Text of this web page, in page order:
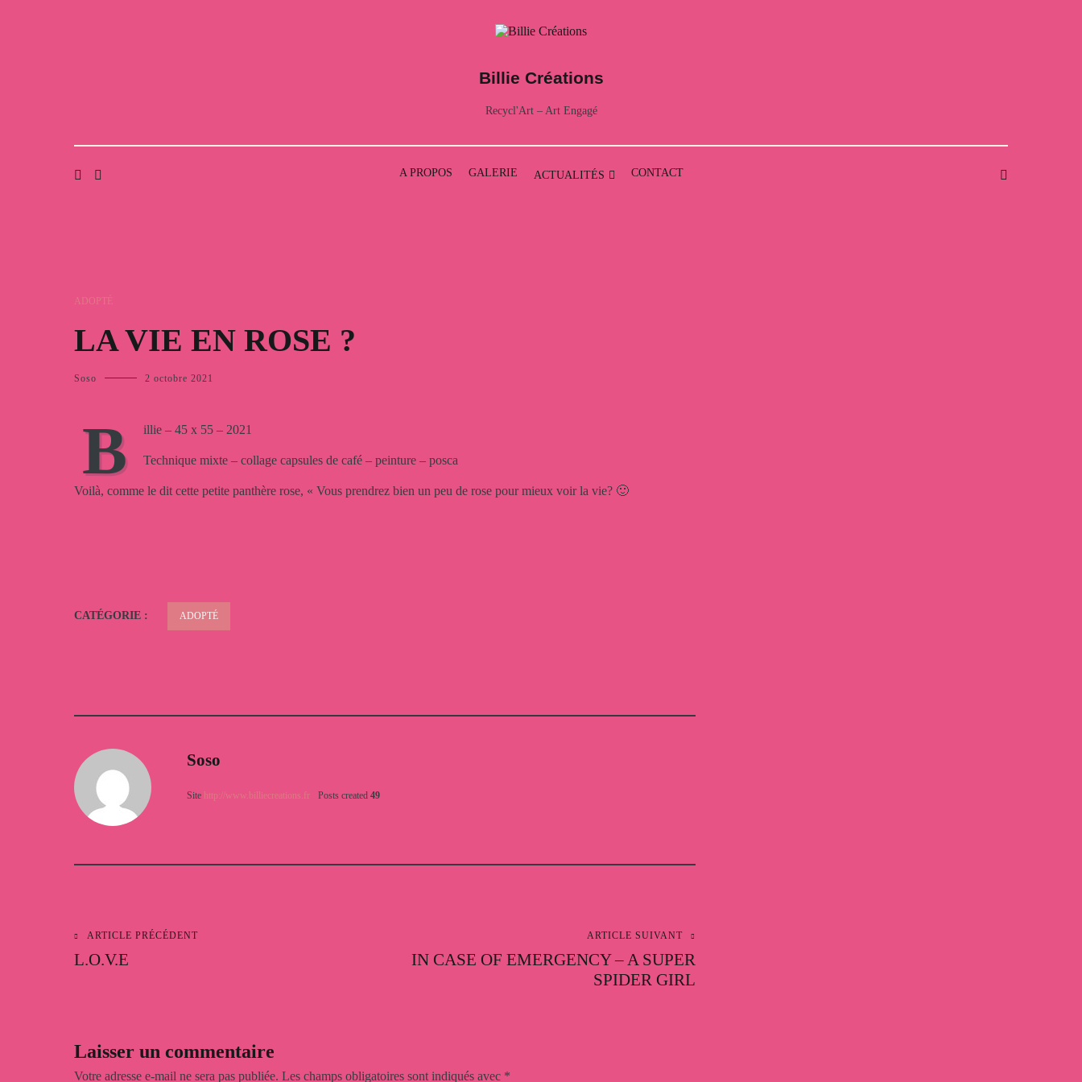
Billie Créations
Recycl'Art – Art Engagé
A PROPOS GALERIE ACTUALITÉS CONTACT
ADOPTÉ
LA VIE EN ROSE ?
Soso 2 octobre 2021
B illie – 45 x 55 – 2021
Technique mixte – collage capsules de café – peinture – posca
Voilà, comme le dit cette petite panthère rose, « Vous prendrez bien un peu de rose pour mieux voir la vie? 🙂
CATÉGORIE : ADOPTÉ
Soso
Site http://www.billiecreations.fr Posts created 49
Navigation
ARTICLE PRÉCÉDENT
L.O.V.E
ARTICLE SUIVANT
IN CASE OF EMERGENCY – A SUPER
SPIDER GIRL
Laisser un commentaire
Votre adresse e-mail ne sera pas publiée. Les champs obligatoires sont indiqués avec *